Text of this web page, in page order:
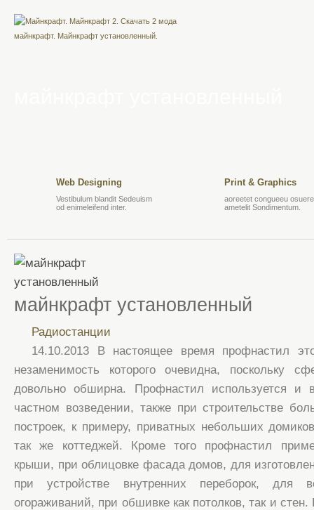
Web Designing
Vestibulum blandit Sedeuism
od enimeleifend inter.
Print & Graphics
aoreetet congueeu
ametelit Sondimentum.
майнкрафт установленный
Радиостанции
14.10.2013 В настоящее время профнастил
незаменимость которого очевидна, поскольку
довольно обширна. Профнастил используется и
частном возведении, также при строительстве
построек, к примеру, приватных небольших
так же коттеджей. Кроме того профнастил
крыши, при облицовке фасада домов, для
при устройстве внутренних переборок, для
огораживаний, при обшивке как потолков, так и стен.